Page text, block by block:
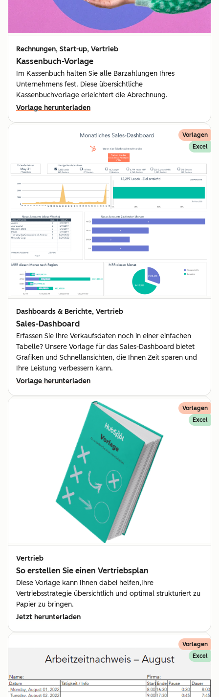
Rechnungen, Start-up, Vertrieb
Kassenbuch-Vorlage
Im Kassenbuch halten Sie alle Barzahlungen Ihres
Unternehmens fest. Diese übersichtliche
Kassenbuchvorlage erleichtert die Abrechnung.
Vorlage herunterladen
Vorlagen
Excel
Dashboards & Berichte, Vertrieb
Sales-Dashboard
Erfassen Sie Ihre Verkaufsdaten noch in einer einfachen
Tabelle? Unsere Vorlage für das Sales-Dashboard bietet
Grafiken und Schnellansichten, die Ihnen Zeit sparen und
Ihre Leistung verbessern kann.
Vorlage herunterladen
Vorlagen
Excel
Vertrieb
So erstellen Sie einen Vertriebsplan
Diese Vorlage kann Ihnen dabei helfen,Ihre
Vertriebsstrategie übersichtlich und optimal strukturiert zu
Papier zu bringen.
Jetzt herunterladen
Vorlagen
Excel